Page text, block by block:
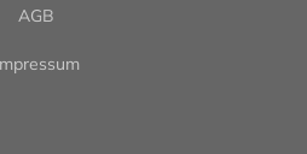
AGB